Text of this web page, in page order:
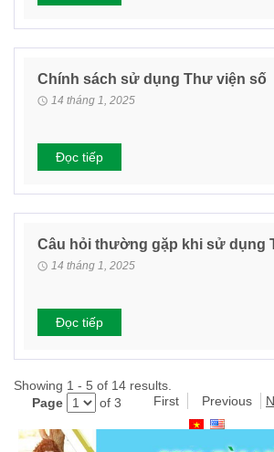
Chính sách sử dụng Thư viện số
14 tháng 1, 2025
Đọc tiếp
Câu hỏi thường gặp khi sử dụng
14 tháng 1, 2025
Đọc tiếp
Showing 1 - 5 of 14 results.
Page
of 3 First Previous